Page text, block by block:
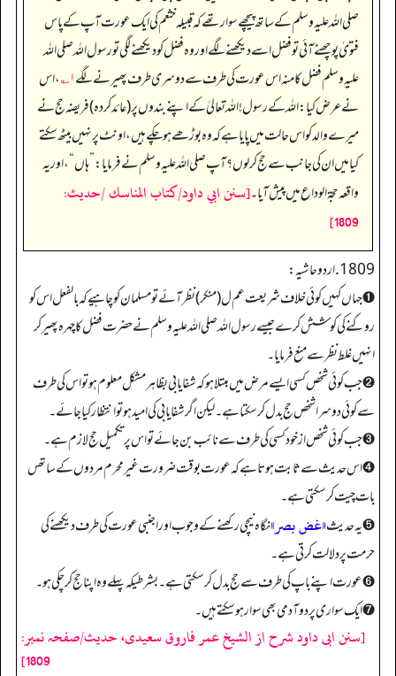
صلی اللہ علیہ وسلم کے ساتھ پیچھے سوار تھے کہ قبیلہ خثعم کی ایک عورت آپ کے پاس
فتویٰ پوچھنے آئی تو فضل اسے دیکھنے لگے اور وہ فضل کو دیکھنے لگی تو رسول اللہ صلی اللہ
علیہ وسلم فضل کا منہ اس عورت کی طرف سے دوسری طرف پھیرنے لگے۱؎ ، اس
نے عرض کیا: اللہ کے رسول! اللہ تعالیٰ کے اپنے بندوں پر (عائد کردہ) فریضہ حج نے
میرے والد کو اس حالت میں پایا ہے کہ وہ بوڑھے ہو چکے ہیں، اونٹ پر نہیں بیٹھ سکتے
کیا میں ان کی جانب سے حج کر لوں؟ آپ صلی اللہ علیہ وسلم نے فرمایا:”ہاں“، اور یہ
واقعہ حجۃ الوداع میں پیش آیا۔[سنن ابي داود/كتاب المناسك /حدیث:
1809]
1809. اردو حاشیہ:
➊ جہاں کہیں کوئی خلاف شریعت عم ل(منکر) نظر آئے تو مسلمان کو چاہیے کہ بالفعل اس کو
روکنے کی کوشش کرے جیسے رسول اللہ صلی اللہ علیہ وسلم نے حضرت فضل کا چہرہ پھیر کر
انہیں غلط نظر سے منع فرمایا۔
➋ جب کوئی شخص کسی ایسے مرض میں مبتلا ہوکہ شفا یابی بظاہر مشکل معلوم ہو تو اس کی طرف
سے کوئی دوسرا شخص حج بدل کر سکتا ہے۔ لیکن اگر شفایابی کی امید ہوتو انتظار کیا جائے۔
➌ جب کوئی شخص از خود کسی کی طرف سے نائب بن جائے تو اس پر تکمیل حج لازم ہے۔
➍ اس حدیث سے ثابت ہوتا ہے کہ عورت بوقت ضرورت غیر محرم مردوں کےساتھں
بات چیت کر سکتی ہے۔
➎ یہ حدیث«غض بصر»نگاہ نیچی رکھنے کے وجوب اور اجنبی عورت کی طرف دیکھنے کی
حرمت پر دلالت کرتی ہے۔
➏ عورت اپنے باپ کی طرف سے حج بدل کر سکتی ہے۔بشرطیکہ پہلے وہ اپناحج کر چکی ہو۔
➐ ایک سواری پر دو آدمی بھی سوار ہو سکتے ہیں۔
[سنن ابی داود شرح از الشیخ عمر فاروق سعیدی، حدیث/صفحہ نمبر:
1809]